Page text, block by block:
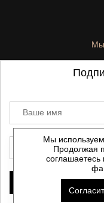
Мы
©2021-
Данный сайт не
не
Политика
Мы
Продолжая
Ваше имя